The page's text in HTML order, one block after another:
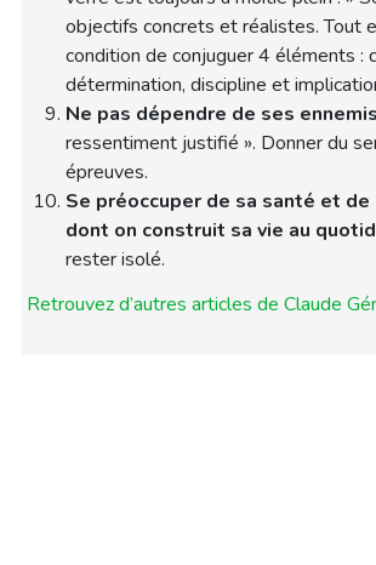
objectifs concrets et réalistes. Tout
condition de conjuguer 4 éléments :
détermination, discipline et
Ne pas dépendre de ses
ressentiment justifié ». Donner du
épreuves.
Se préoccuper de sa santé et de
dont on construit sa vie au
rester isolé.
Retrouvez d’autres articles de Claude